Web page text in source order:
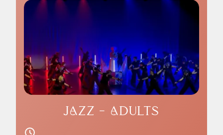
JAZZ - ADULTS